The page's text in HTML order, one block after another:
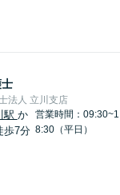
法人 立川支店
駅 か
歩7分
営業時間：09:30~1
8:30（平日）